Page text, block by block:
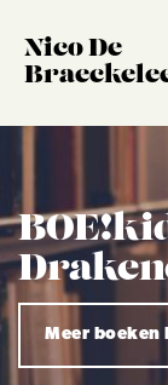
Nico De
Meer boeken